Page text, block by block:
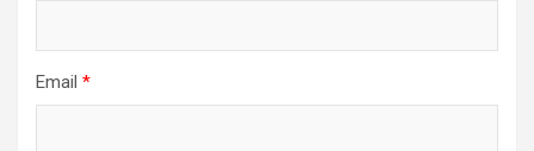
Email *